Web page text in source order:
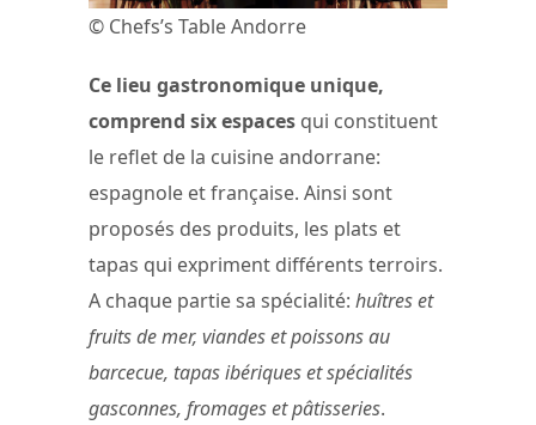
© Chefs’s Table Andorre
Ce lieu gastronomique unique,
comprend six espaces qui constituent
le reflet de la cuisine andorrane:
espagnole et française. Ainsi sont
proposés des produits, les plats et
tapas qui expriment différents terroirs.
A chaque partie sa spécialité: huîtres et
fruits de mer, viandes et poissons au
barcecue, tapas ibériques et spécialités
gasconnes, fromages et pâtisseries.